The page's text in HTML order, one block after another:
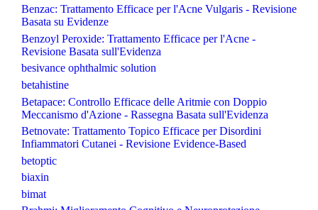
Benzac: Trattamento Efficace per l'Acne Vulgaris - Revisione
Basata su Evidenze
Benzoyl Peroxide: Trattamento Efficace per l'Acne -
Revisione Basata sull'Evidenza
besivance ophthalmic solution
betahistine
Betapace: Controllo Efficace delle Aritmie con Doppio
Meccanismo d'Azione - Rassegna Basata sull'Evidenza
Betnovate: Trattamento Topico Efficace per Disordini
Infiammatori Cutanei - Revisione Evidence-Based
betoptic
biaxin
bimat